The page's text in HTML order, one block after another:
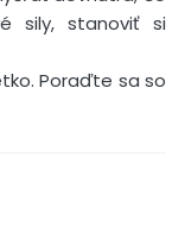
sily, stanoviť si
Poraďte sa so